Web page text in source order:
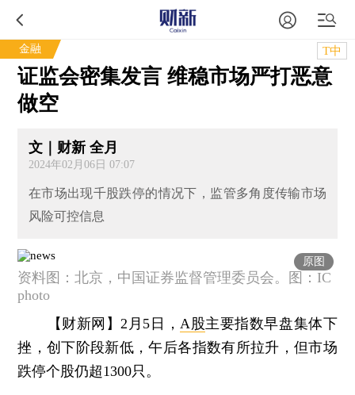
金融 T中
证监会密集发言 维稳市场严打恶意
做空
文｜财新 全月
2024年02月06日 07:07
在市场出现千股跌停的情况下，监管多角度传输市场
风险可控信息
原图
资料图：北京，中国证券监督管理委员会。图：IC
photo
【财新网】 2月5日， A股主要指数早盘集体下
挫，创下阶段新低，午后各指数有所拉升，但市场
跌停个股仍超1300只。